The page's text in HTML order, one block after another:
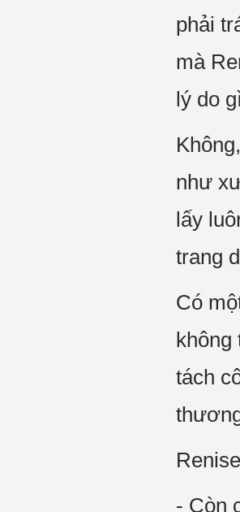
phải
mà
lý do
như
lấy
trang
Có
không
tách
- Còn